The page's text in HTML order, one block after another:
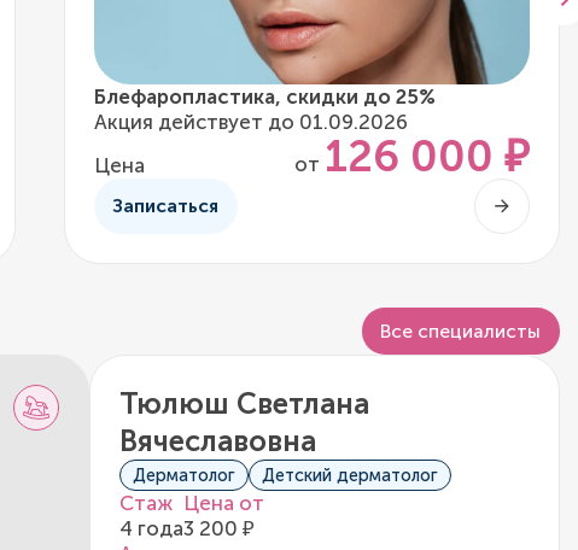
Блефаропластика, скидки до 25%
Акция действует до 01.09.2026
Цена
от 126 000 ₽
Записаться
Все специалисты
Тюлюш Светлана
Вячеславовна
Дерматолог Детский дерматолог
Стаж
4 года
Цена от
3 200 ₽